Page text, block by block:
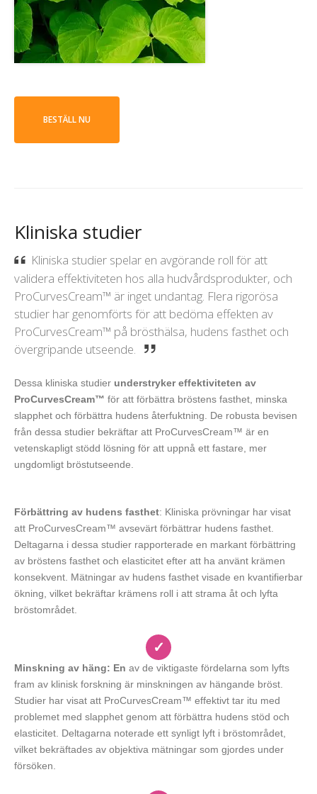
BESTÄLL NU
Kliniska studier
Kliniska studier spelar en avgörande roll för att
validera effektiviteten hos alla hudvårdsprodukter, och
ProCurvesCream™ är inget undantag. Flera rigorösa
studier har genomförts för att bedöma effekten av
ProCurvesCream™ på brösthälsa, hudens fasthet och
övergripande utseende.
Dessa kliniska studier understryker effektiviteten av
ProCurvesCream™ för att förbättra bröstens fasthet, minska
slapphet och förbättra hudens återfuktning. De robusta bevisen
från dessa studier bekräftar att ProCurvesCream™ är en
vetenskapligt stödd lösning för att uppnå ett fastare, mer
ungdomligt bröstutseende.
Förbättring av hudens fasthet: Kliniska prövningar har visat
att ProCurvesCream™ avsevärt förbättrar hudens fasthet.
Deltagarna i dessa studier rapporterade en markant förbättring
av bröstens fasthet och elasticitet efter att ha använt krämen
konsekvent. Mätningar av hudens fasthet visade en kvantifierbar
ökning, vilket bekräftar krämens roll i att strama åt och lyfta
bröstområdet.
✓
Minskning av häng: En av de viktigaste fördelarna som lyfts
fram av klinisk forskning är minskningen av hängande bröst.
Studier har visat att ProCurvesCream™ effektivt tar itu med
problemet med slapphet genom att förbättra hudens stöd och
elasticitet. Deltagarna noterade ett synligt lyft i bröstområdet,
vilket bekräftades av objektiva mätningar som gjordes under
försöken.